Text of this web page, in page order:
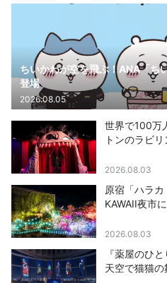
ちいかわが空を飛ぶ！ANA「ち
登場
2026.08.05
世界で100万
トンのラビ
2026.08.03
原宿「ハラ
KAWAII夜市
2026.08.03
『薬屋のひ
天空で猫猫